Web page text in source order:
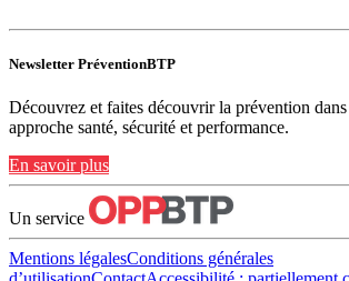
Newsletter PréventionBTP
Découvrez et faites découvrir la prévention
approche santé, sécurité et performance.
En savoir plus
Un service
Mentions légalesConditions générales